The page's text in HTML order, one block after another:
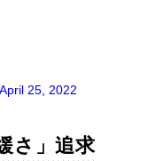
April 25, 2022
さ」追求